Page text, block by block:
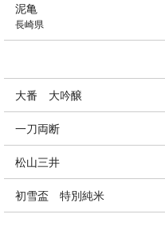
泥亀
長崎県
大番 大吟醸
一刀両断
松山三井
初雪盃 特別純米